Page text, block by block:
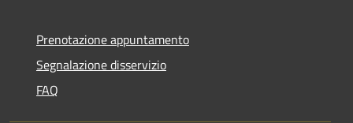
Prenotazione appuntamento
Segnalazione disservizio
FAQ